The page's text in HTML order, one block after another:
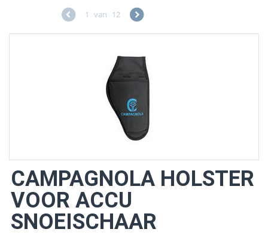
1 van 12
CAMPAGNOLA HOLSTER
VOOR ACCU
SNOEISCHAAR